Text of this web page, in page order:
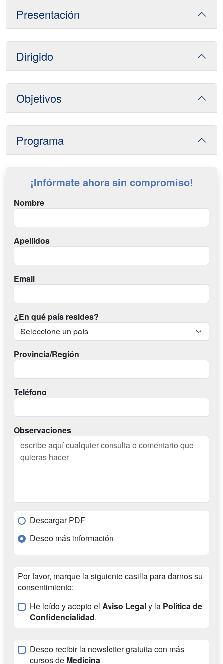
Presentación
Dirigido
Objetivos
Programa
¡Infórmate ahora sin compromiso!
Nombre
Apellidos
Email
¿En qué país resides?
Provincia/Región
Teléfono
Observaciones
Descargar PDF
Deseo más información
Por favor, marque la siguiente casilla para darnos su
consentimiento:
He leído y acepto el Aviso Legaly la Política de
Confidencialidad.
Deseo recibir la newsletter gratuita con más
cursos de Medicina